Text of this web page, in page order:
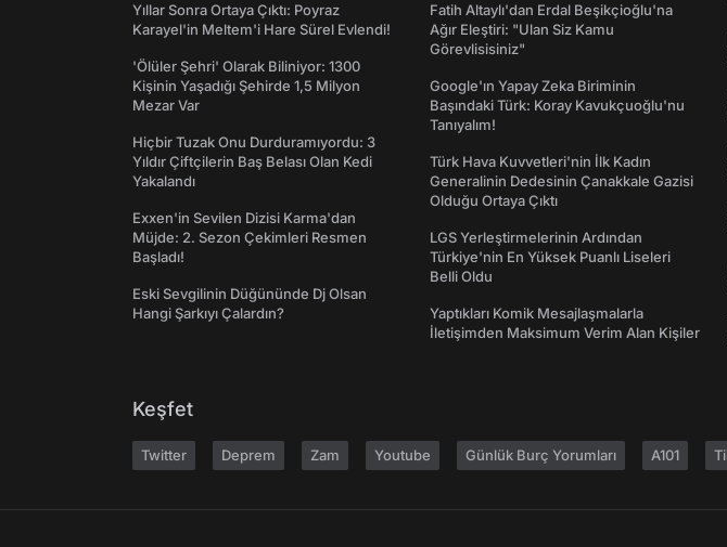
Yıllar Sonra Ortaya Çıktı: Poyraz
Karayel'in Meltem'i Hare Sürel Evlendi!
'Ölüler Şehri' Olarak Biliniyor: 1300
Kişinin Yaşadığı Şehirde 1,5 Milyon
Mezar Var
Hiçbir Tuzak Onu Durduramıyordu: 3
Yıldır Çiftçilerin Baş Belası Olan Kedi
Yakalandı
Exxen'in Sevilen Dizisi Karma'dan
Müjde: 2. Sezon Çekimleri Resmen
Başladı!
Eski Sevgilinin Düğününde Dj Olsan
Hangi Şarkıyı Çalardın?
Fatih Altaylı'dan Erdal Beşikçioğlu'na
Ağır Eleştiri: "Ulan Siz Kamu
Görevlisisiniz"
Google'ın Yapay Zeka Biriminin
Başındaki Türk: Koray Kavukçuoğlu'nu
Tanıyalım!
Türk Hava Kuvvetleri'nin İlk Kadın
Generalinin Dedesinin Çanakkale Gazisi
Olduğu Ortaya Çıktı
LGS Yerleştirmelerinin Ardından
Türkiye'nin En Yüksek Puanlı Liseleri
Belli Oldu
Yaptıkları Komik Mesajlaşmalarla
İletişimden Maksimum Verim Alan Kişiler
Keşfet
Twitter Deprem Zam Youtube Günlük Burç Yorumları A101